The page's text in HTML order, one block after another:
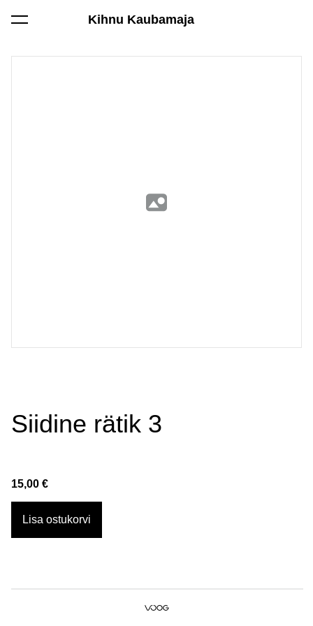
Kihnu Kaubamaja
lisati ostukorvi. Vaata ostukorvi
Siidine rätik 3
15,00 €
Lisa ostukorvi